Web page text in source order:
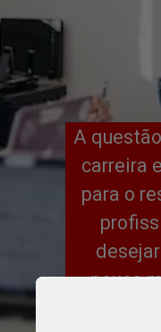
A
carreira
para o
pouco